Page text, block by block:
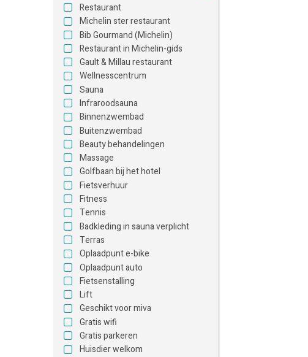
Restaurant
Michelin ster restaurant
Bib Gourmand (Michelin)
Restaurant in Michelin-gids
Gault & Millau restaurant
Wellnesscentrum
Sauna
Infraroodsauna
Binnenzwembad
Buitenzwembad
Beauty behandelingen
Massage
Golfbaan bij het hotel
Fietsverhuur
Fitness
Tennis
Badkleding in sauna verplicht
Terras
Oplaadpunt e-bike
Oplaadpunt auto
Fietsenstalling
Lift
Geschikt voor miva
Gratis wifi
Gratis parkeren
Huisdier welkom